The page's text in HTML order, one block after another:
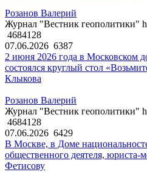
Розанов Валерий
Журнал "Вестник геополитики"
4684128
07.06.2026 6387
2 июня 2026 года в Московском
состоялся круглый стол
Клыкова
Розанов Валерий
Журнал "Вестник геополитики"
4684128
07.06.2026 6429
В Москве, в Доме
общественного деятеля,
Фетисову